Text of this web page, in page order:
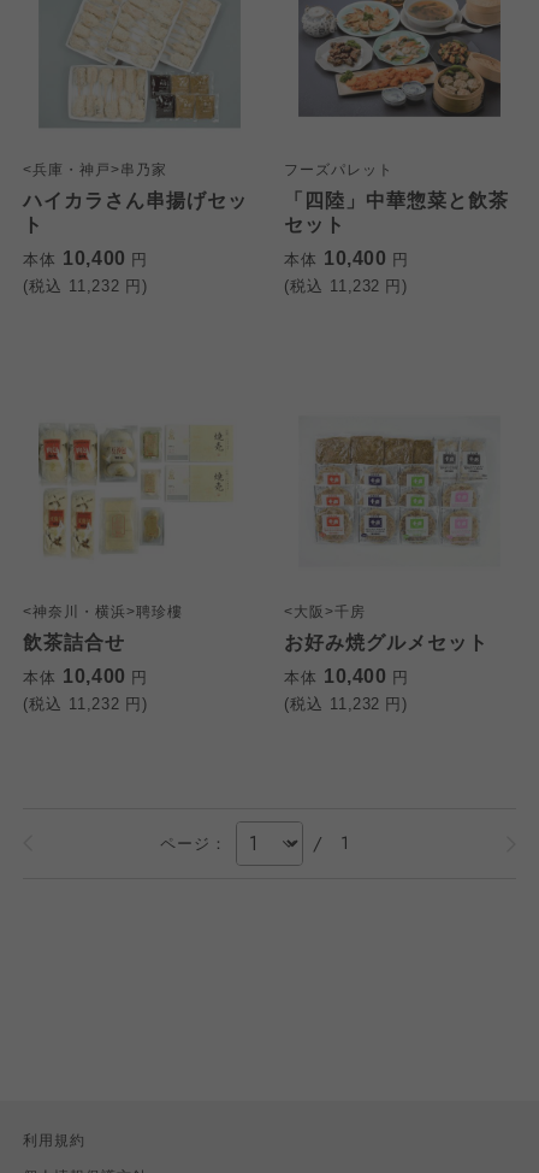
<兵庫・神戸>串乃家
ハイカラさん串揚げセッ
ト
本体 10,400 円
(税込 11,232 円)
フーズパレット
「四陸」中華惣菜と飲茶
セット
本体 10,400 円
(税込 11,232 円)
<神奈川・横浜>聘珍樓
飲茶詰合せ
本体 10,400 円
(税込 11,232 円)
<大阪>千房
お好み焼グルメセット
本体 10,400 円
(税込 11,232 円)
ページ： / 1
利用規約